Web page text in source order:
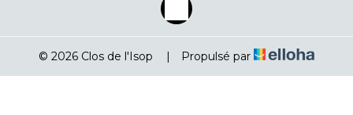
© 2026 Clos de l'Isop | Propulsé par